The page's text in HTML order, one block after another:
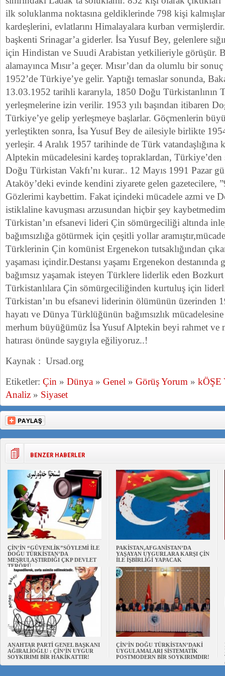
ilk soluklanma noktasına geldiklerinde 798 kişi
kardeşlerini, evlatlarını Himalayalara kurban
başkenti Srinagar’a giderler. İsa Yusuf Bey, gelenlere
için Hindistan ve Suudi Arabistan yetkilieriyle görüşür.
alamayınca Mısır’a geçer. Mısır’dan da olumlu bir
1952’de Türkiye’ye gelir. Yaptığı temaslar sonunda,
13.03.1952 tarihli kararıyla, 1850 Doğu Türkistanlının
yerleşmelerine izin verilir. 1953 yılı başından itibaren
Türkiye’ye gelip yerleşmeye başlarlar. Göçmenlerin
yerleştikten sonra, İsa Yusuf Bey de ailesiyle birlikte
yerleşir. 4 Aralık 1957 tarihinde de Türk vatandaşlığına
Alptekin mücadelesini kardeş topraklardan, Türkiye’den
Doğu Türkistan Vakfı’nı kurar.. 12 Mayıs 1991 Pazar
Ataköy’deki evinde kendini ziyarete gelen gazetecilere,
Gözlerimi kaybettim. Fakat içindeki mücadele azmi ve
istiklaline kavuşması arzusundan hiçbir şey
Türkistan’ın efsanevi lideri Çin sömürgeciliği altında
bağımsızlığa götürmek için çeşitli yollar
Türklerinin Çin komünist Ergenekon tutsaklığından
yaşaması içindir.Destansı yaşamı Ergenekon
bağımsız yaşamak isteyen Türklere liderlik eden
Türkistanlılara Çin sömürgeciliğinden kurtuluş için
Türkistan’ın bu efsanevi liderinin ölümünün üzerinden
hayatı ve Dünya Türklüğünün bağımsızlık
merhum büyüğümüz İsa Yusuf Alptekin beyi rahmet ve
hatırası önünde saygıyla eğiliyoruz..!
Kaynak : Ursad.org
Etiketler: Çin » Dünya » Genel » Görüş Yorum »
Analiz » Siyaset
BENZER HABERLER
ÇİN’İN “GÜVENLİK”SÖYLEMİ İLE
DOĞU TÜRKİSTAN’DA
MEŞRULAŞTIRDIĞI ÇKP DEVLET
TERÖRÜ
PAKİSTAN,AFGANİSTAN’DA
YAŞAYAN UYGURLARA KARŞI ÇİN
İLE İŞBİRLİĞİ YAPACAK
ANAHTAR PARTİ GENEL BAŞKANI
AĞIRALİOĞLU : ÇİN’İN UYGUR
SOYKIRIMI BİR HAKİKATTIR!
ÇİN’İN DOĞU TÜRKİSTAN’DAKİ
UYGULAMALARI SİSTEMATİK
POSTMODERN BİR SOYKIRIMDIR!